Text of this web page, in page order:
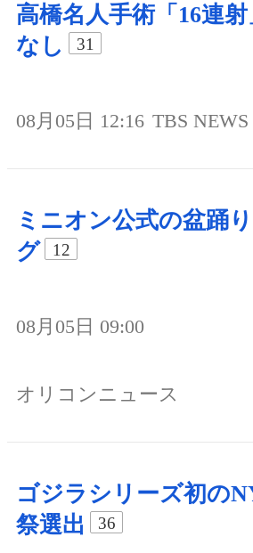
高橋名人手術「16連
なし
31
08月05日 12:16 TBS
ミニオン公式の盆踊
グ
12
08月05日 09:00
オリコンニュース
ゴジラシリーズ初の
祭選出
36